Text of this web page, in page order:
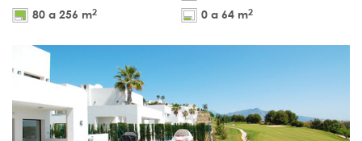
80 a 256 m2 0 a 64 m2